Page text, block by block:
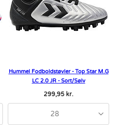
Hummel Fodboldstøvler - Top Star M.G
LC 2.0 JR - Sort/Sølv
299,95 kr.
28